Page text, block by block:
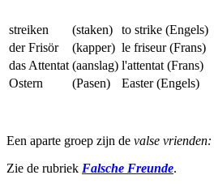
streiken (staken)
to strike (Engels)
der Frisör
(kapper) le friseur (Frans)
das Attentat (aanslag) l'attentat (Frans)
Ostern
(Pasen) Easter (Engels)
Een aparte groep zijn de valse vrienden:
Zie de rubriek Falsche Freunde.